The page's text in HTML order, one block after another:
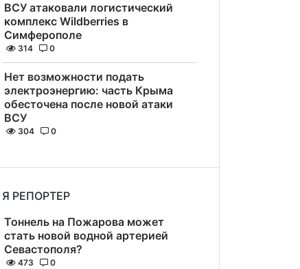
ВСУ атаковали логистический
комплекс Wildberries в
Симферополе
314 0
Нет возможности подать
электроэнергию: часть Крыма
обесточена после новой атаки
ВСУ
304 0
Я РЕПОРТЕР
Тоннель на Пожарова может
стать новой водной артерией
Севастополя?
473 0